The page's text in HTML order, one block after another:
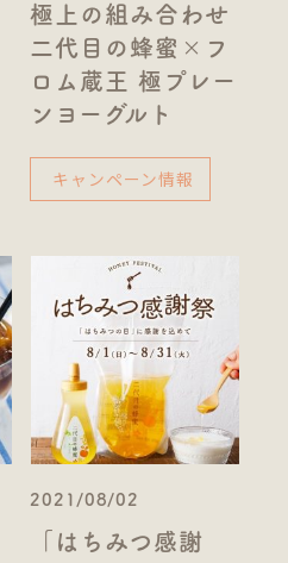
極上の組み合わせ
二代目の蜂蜜×フ
ロム蔵王 極プレー
ンヨーグルト
キャンペーン情報
2021/08/02
「はちみつ感謝